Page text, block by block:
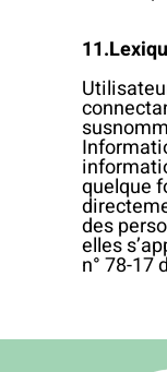
quelque
des
elles
n° 78-17